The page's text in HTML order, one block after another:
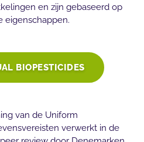
en zijn gebaseerd op
eigenschappen.
BIOPESTICIDES
van de Uniform
verwerkt in de